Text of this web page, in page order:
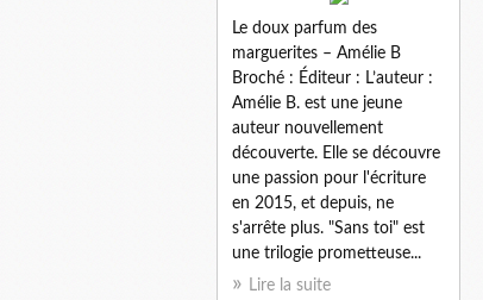
Le doux parfum des
marguerites – Amélie B
Broché : Éditeur : L’auteur :
Amélie B. est une jeune
auteur nouvellement
découverte. Elle se découvre
une passion pour l'écriture
en 2015, et depuis, ne
s'arrête plus. "Sans toi" est
une trilogie prometteuse...
Lire la suite